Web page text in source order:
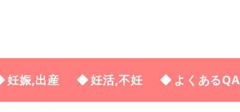
妊娠,出産 妊活,不妊 よくあるQA